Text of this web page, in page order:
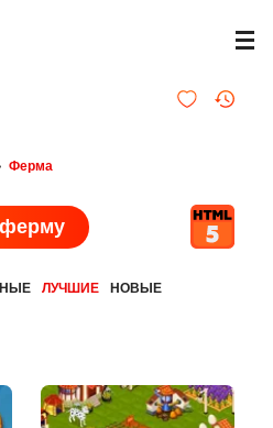
Ферма
ЛУЧШИЕ НОВЫЕ